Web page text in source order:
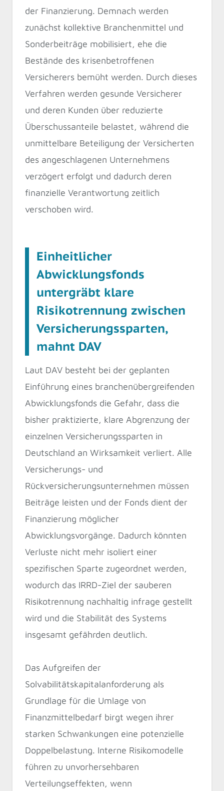
der Finanzierung. Demnach werden
zunächst kollektive Branchenmittel und
Sonderbeiträge mobilisiert, ehe die
Bestände des krisenbetroffenen
Versicherers bemüht werden. Durch dieses
Verfahren werden gesunde Versicherer
und deren Kunden über reduzierte
Überschussanteile belastet, während die
unmittelbare Beteiligung der Versicherten
des angeschlagenen Unternehmens
verzögert erfolgt und dadurch deren
finanzielle Verantwortung zeitlich
verschoben wird.
Einheitlicher
Abwicklungsfonds
untergräbt klare
Risikotrennung zwischen
Versicherungssparten,
mahnt DAV
Laut DAV besteht bei der geplanten
Einführung eines branchenübergreifenden
Abwicklungsfonds die Gefahr, dass die
bisher praktizierte, klare Abgrenzung der
einzelnen Versicherungssparten in
Deutschland an Wirksamkeit verliert. Alle
Versicherungs- und
Rückversicherungsunternehmen müssen
Beiträge leisten und der Fonds dient der
Finanzierung möglicher
Abwicklungsvorgänge. Dadurch könnten
Verluste nicht mehr isoliert einer
spezifischen Sparte zugeordnet werden,
wodurch das IRRD-Ziel der sauberen
Risikotrennung nachhaltig infrage gestellt
wird und die Stabilität des Systems
insgesamt gefährden deutlich.
Das Aufgreifen der
Solvabilitätskapitalanforderung als
Grundlage für die Umlage von
Finanzmittelbedarf birgt wegen ihrer
starken Schwankungen eine potenzielle
Doppelbelastung. Interne Risikomodelle
führen zu unvorhersehbaren
Verteilungseffekten, wenn